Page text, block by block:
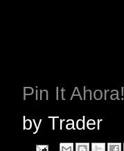
Pin It Ahora!
by Trader